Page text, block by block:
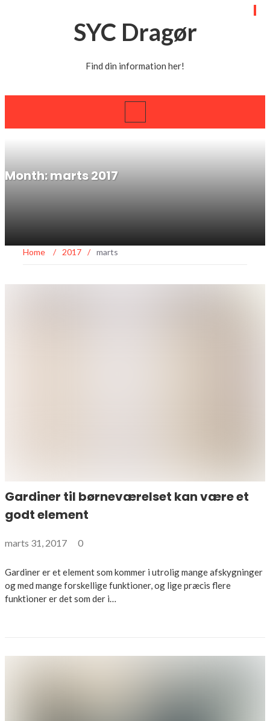
SYC Dragør
Find din information her!
Month: marts 2017
Home / 2017 / marts
Gardiner til børneværelset kan være et
godt element
marts 31, 2017 0
Gardiner er et element som kommer i utrolig mange afskygninger
og med mange forskellige funktioner, og lige præcis flere
funktioner er det som der i…